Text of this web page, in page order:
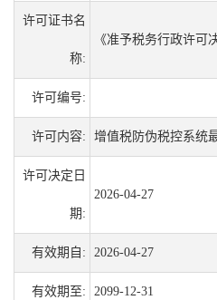
许可证书名
称:
《准予税务行政许可
许可编号:
许可内容: 增值税防伪税控系统
许可决定日
期:
2026-04-27
有效期自: 2026-04-27
有效期至: 2099-12-31